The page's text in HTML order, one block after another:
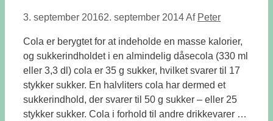
3. september 20162. september 2014Af Peter
Cola er berygtet for at indeholde en masse kalorier,
og sukkerindholdet i en almindelig dåsecola (330 ml
eller 3,3 dl) cola er 35 g sukker, hvilket svarer til 17
stykker sukker. En halvliters cola har dermed et
sukkerindhold, der svarer til 50 g sukker – eller 25
stykker sukker. Cola i forhold til andre drikkevarer …